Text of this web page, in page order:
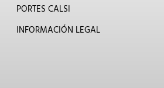
PORTES CALSI
INFORMACIÓN LEGAL